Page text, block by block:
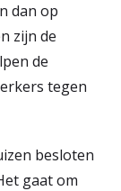
dan op
zijn de
de
tegen
besloten
gaat om